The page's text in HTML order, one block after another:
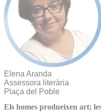
Elena Aranda
Assessora literària
Plaça del Poble
Els homes produeixen art;